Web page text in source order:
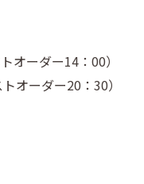
ーダー14：00）
オーダー20：30）